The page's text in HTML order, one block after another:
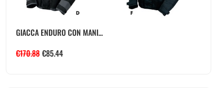
GIACCA ENDURO CON MANI...
€170.88 €85.44